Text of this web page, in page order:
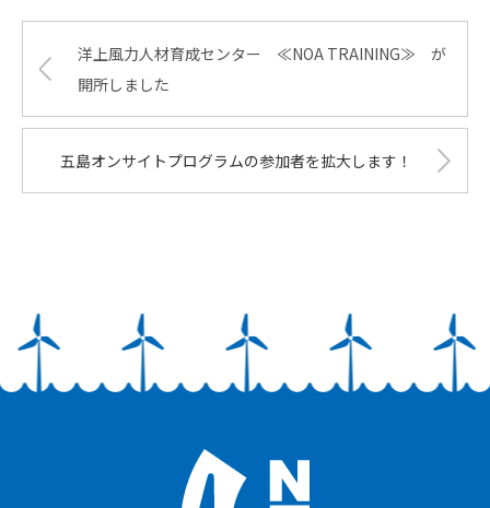
洋上風力人材育成センター ≪NOA TRAINING≫ が
開所しました
五島オンサイトプログラムの参加者を拡大します！